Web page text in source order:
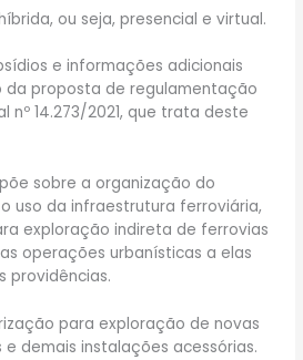
ou seja, presencial e virtual.
e informações adicionais
proposta de regulamentação
nº 14.273/2021, que trata deste
sobre a organização do
uso da infraestrutura ferroviária,
exploração indireta de ferrovias
operações urbanísticas a elas
providências.
para exploração de novas
demais instalações acessórias.